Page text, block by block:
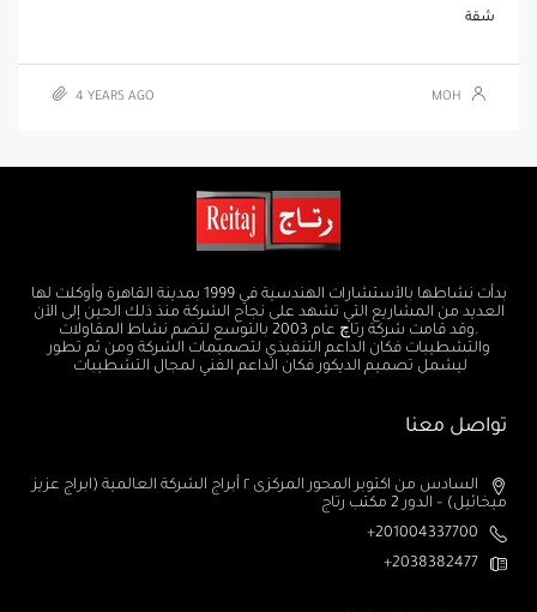
شقة
MOH
4 YEARS AGO
بدأت نشاطها بالأستشارات الهندسية في 1999 بمدينة القاهرة وأوكلت لها
العديد من المشاريع التي تشهد على نجاح الشركة منذ ذلك الحين إلى الآن
.وقد قامت شركة رتاچ عام 2003 بالتوسع لتضم نشاط المقاولات
والتشطيبات فكان الداعم التنفيذي لتصميمات الشركة ومن ثم تطور
ليشمل تصميم الديكور فكان الداعم الفني لمجال التشطيبات
تواصل معنا
السادس من اكتوبر المحور المركزى ٢ أبراج الشركة العالمية (ابراج عزيز
ميخائيل) – الدور 2 مكتب رتاج
201004337700+
2038382477+